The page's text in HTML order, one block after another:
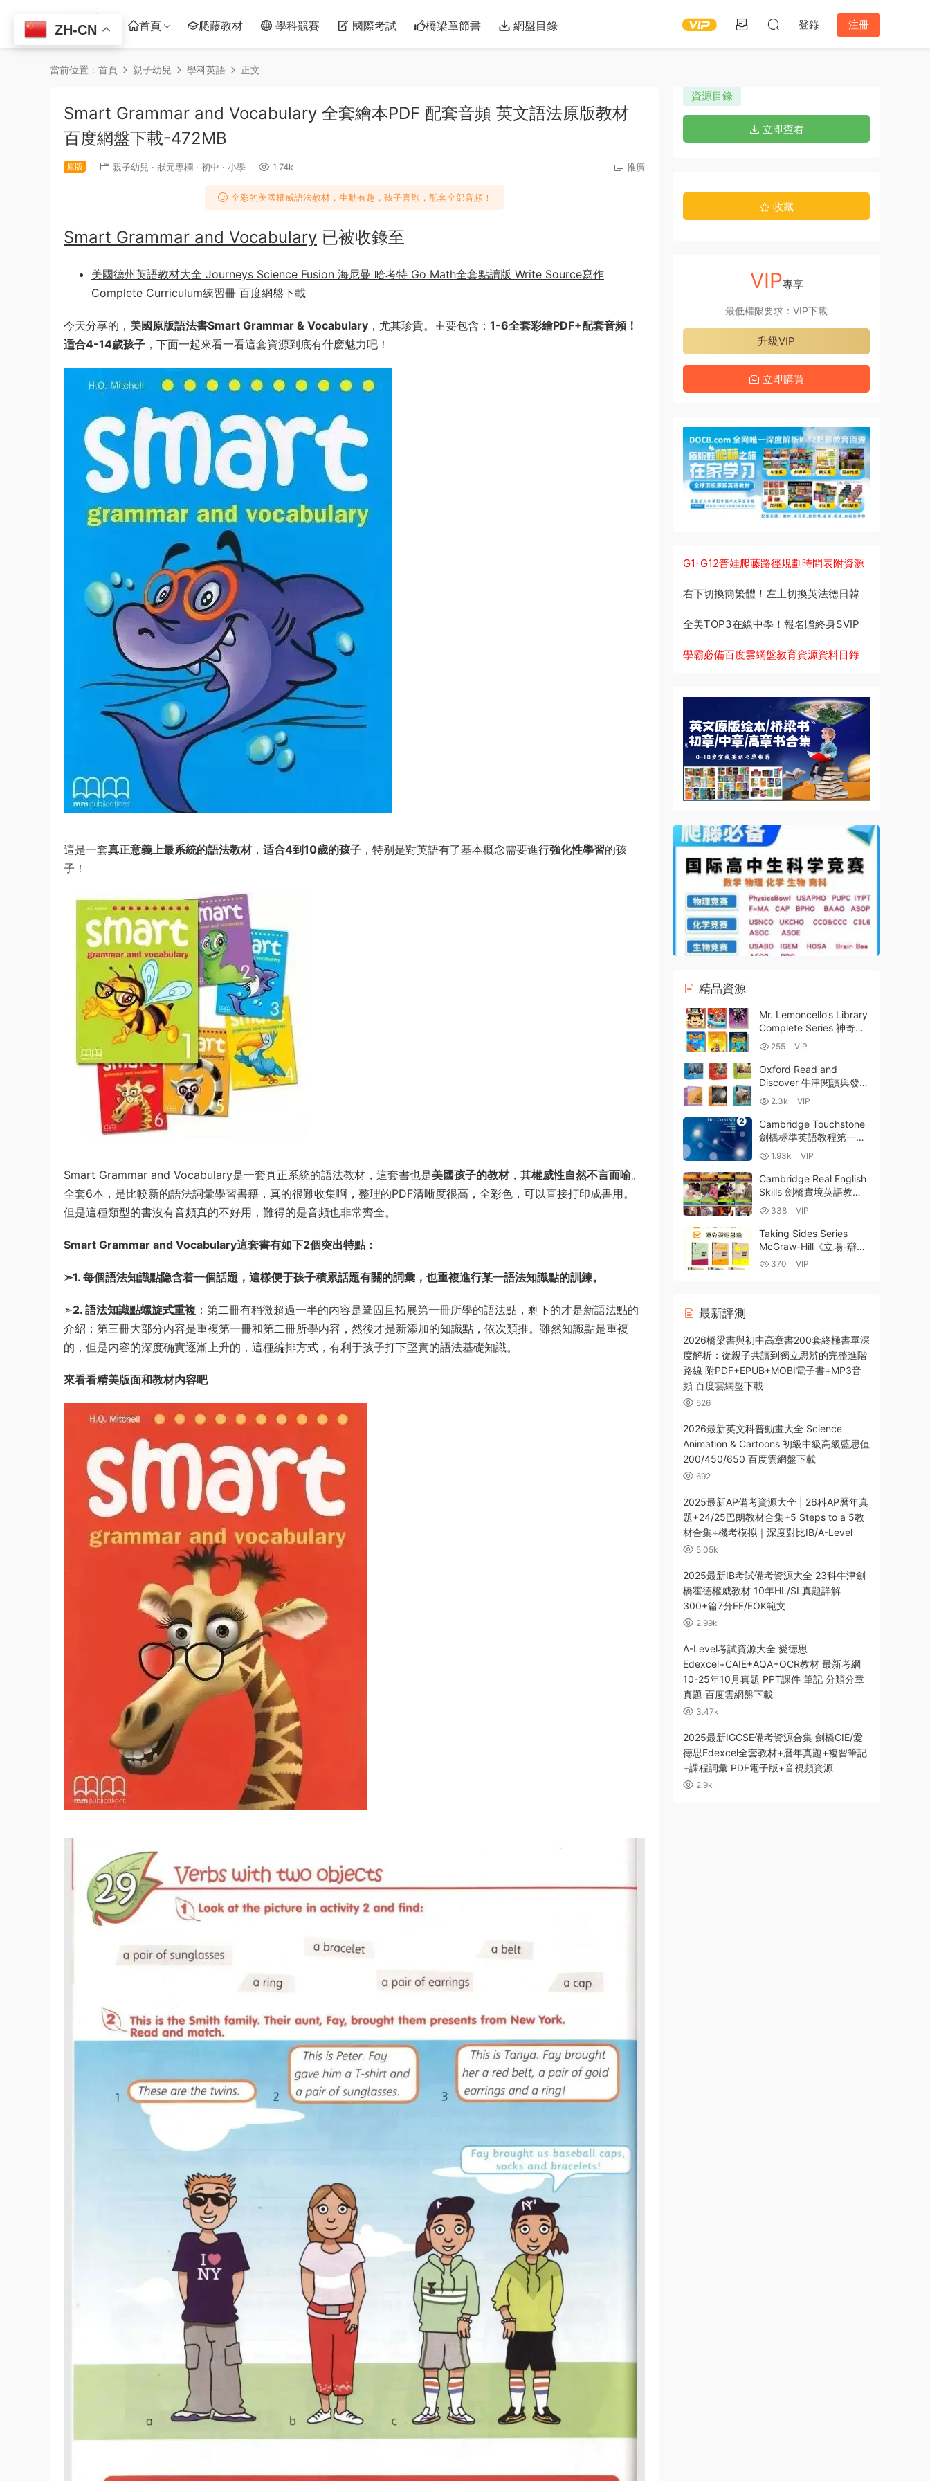
首頁 爬藤教材 學科競賽 國際考試 橋梁章節書 網盤目錄 登錄 注冊
當前位置： 首頁 親子幼兒 學科英語 正文
Smart Grammar and Vocabulary 全套繪本PDF 配套音頻 英文語法原版教材
百度網盤下載-472MB
原版 親子幼兒 · 狀元專欄 · 初中 · 小學 1.74k 推廣
全彩的美國權威語法教材，生動有趣，孩子喜歡，配套全部音頻！
Smart Grammar and Vocabulary 已被收錄至
美國德州英語教材大全 Journeys Science Fusion 海尼曼 哈考特 Go Math全套點讀版 Write Source寫作
Complete Curriculum練習冊 百度網盤下載
今天分享的， 美國原版語法書Smart Grammar & Vocabulary ，尤其珍貴。主要包含： 1-6全套彩繪PDF+配套音頻！
适合4-14歲孩子 ，下面一起來看一看這套資源到底有什麽魅力吧！
這是一套真正意義上最系統的語法教材， 适合4到10歲的孩子 ，特别是對英語有了基本概念需要進行強化性學習的孩
子！
Smart Grammar and Vocabulary是一套真正系統的語法教材，這套書也是美國孩子的教材，其權威性自然不言而喻。
全套6本，是比較新的語法詞彙學習書籍，真的很難收集啊，整理的PDF清晰度很高，全彩色，可以直接打印成書用。
但是這種類型的書沒有音頻真的不好用，難得的是音頻也非常齊全。
Smart Grammar and Vocabulary這套書有如下2個突出特點：
➣1. 每個語法知識點隐含着一個話題，這樣便于孩子積累話題有關的詞彙，也重複進行某一語法知識點的訓練。
➣2. 語法知識點螺旋式重複 ：第二冊有稍微超過一半的内容是鞏固且拓展第一冊所學的語法點，剩下的才是新語法點的
介紹；第三冊大部分内容是重複第一冊和第二冊所學内容，然後才是新添加的知識點，依次類推。雖然知識點是重複
的，但是内容的深度确實逐漸上升的，這種編排方式，有利于孩子打下堅實的語法基礎知識。
來看看精美版面和教材内容吧
資源目錄
立即查看
收藏
VIP專享
最低權限要求：VIP下載
升級VIP
立即購買
G1-G12普娃爬藤路徑規劃時間表附資源
右下切換簡繁體！左上切換英法德日韓
全美TOP3在線中學！報名贈終身SVIP
學霸必備百度雲網盤教育資源資料目錄
精品資源
Mr. Lemoncello’s Library
Complete Series 神奇圖
書館/檸檬雪糕全7冊英文
初章書PDF+EPUB+MOBI
電子版 MP3音頻 電影 百
度雲網盤下載
255 VIP
Oxford Read and
Discover 牛津閱讀與發現
L1-L6 A1-B1 全彩PDF 音
頻MP3 百度雲網盤下載
2.3k VIP
Cambridge Touchstone
劍橋标準英語教程第一版
全彩PDF 學生用書 練習
冊 配套MP3聽力音頻 百
度網盤下載
1.93k VIP
Cambridge Real English
Skills 劍橋實境英語教材
英文版 PDF電子版學生書
+答案+教師筆記 MP3音
頻 百度網盤下載
338 VIP
Taking Sides Series
McGraw-Hill《立場-辯證
思維訓練系列》批判性思
370 VIP
最新評測
2026橋梁書與初中高章書200套終極書單深
度解析：從親子共讀到獨立思辨的完整進階
路線 附PDF+EPUB+MOBI電子書+MP3音
頻 百度雲網盤下載
526
2026最新英文科普動畫大全 Science
Animation & Cartoons 初級中級高級藍思值
200/450/650 百度雲網盤下載
692
2025最新AP備考資源大全 | 26科AP曆年真
題+24/25巴朗教材合集+5 Steps to a 5教
材合集+機考模拟｜深度對比IB/A-Level
5.05k
2025最新IB考試備考資源大全 23科牛津劍
橋霍德權威教材 10年HL/SL真題詳解
300+篇7分EE/EOK範文
2.99k
A-Level考試資源大全 愛德思
Edexcel+CAIE+AQA+OCR教材 最新考綱
10-25年10月真題 PPT課件 筆記 分類分章
真題 百度雲網盤下載
3.47k
2025最新IGCSE備考資源合集 劍橋CIE/愛
德思Edexcel全套教材+曆年真題+複習筆記
+課程詞彙 PDF電子版+音視頻資源
2.9k
ZH-CN